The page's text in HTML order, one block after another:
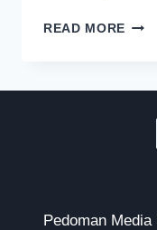
READ MORE
Pedoman Media